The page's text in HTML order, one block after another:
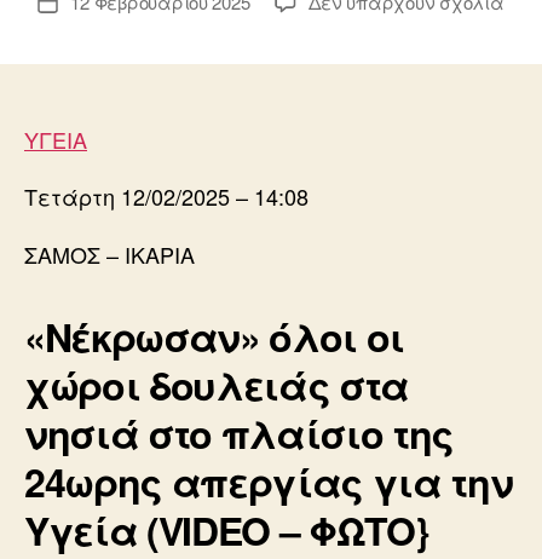
ΥΓΕΙΑ
Τετάρτη 12/02/2025 – 14:08
ΣΑΜΟΣ – ΙΚΑΡΙΑ
«Νέκρωσαν» όλοι οι
χώροι δουλειάς στα
νησιά στο πλαίσιο της
24ωρης απεργίας για την
Υγεία (VIDEO – ΦΩTO}